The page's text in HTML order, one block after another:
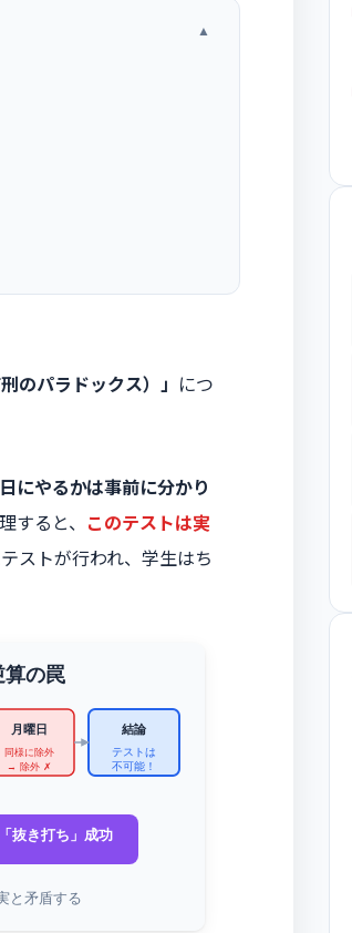
▲
のパラドックス）」 につ
にやるかは事前に分かり
すると、 このテストは実
ストが行われ、学生はち